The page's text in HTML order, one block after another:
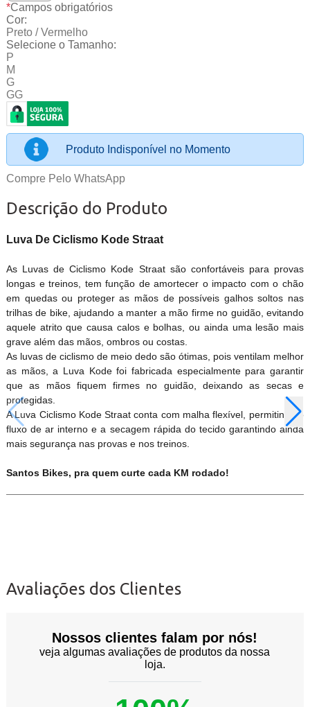
*Campos obrigatórios
Cor:
Preto / Vermelho
Selecione o Tamanho:
P
M
G
GG
Produto Indisponível no Momento
Compre Pelo WhatsApp
Descrição do Produto
Luva De Ciclismo Kode Straat
As Luvas de Ciclismo Kode Straat são confortáveis para provas
longas e treinos, tem função de amortecer o impacto com o chão
em quedas ou proteger as mãos de possíveis galhos soltos nas
trilhas de bike, ajudando a manter a mão firme no guidão, evitando
aquele atrito que causa calos e bolhas, ou ainda uma lesão mais
grave além das mãos, ombros ou costas.
As luvas de ciclismo de meio dedo são ótimas, pois ventilam melhor
as mãos, a Luva Kode foi fabricada especialmente para garantir
que as mãos fiquem firmes no guidão, deixando as secas e
protegidas.
A Luva Ciclismo Kode Straat conta com malha flexível, permitindo o
fluxo de ar interno e a secagem rápida do tecido garantindo ainda
mais segurança nas provas e nos treinos.
Santos Bikes, pra quem curte cada KM rodado!
Avaliações dos Clientes
Nossos clientes falam por nós!
veja algumas avaliações de produtos da nossa
loja.